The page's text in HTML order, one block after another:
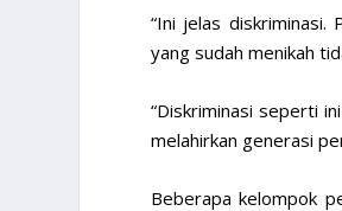
“Ini jelas diskriminasi.
yang sudah menikah
“Diskriminasi seperti
melahirkan generasi
Beberapa kelompok